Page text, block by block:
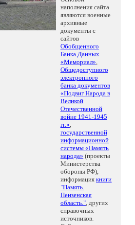
наполнения сайта
являются военные
архивные
документы с
сайтов
Обобщенного
Банка Данных
«Мемориал»,
Общедоступного
электронного
банка документов
«Подвиг Народа в
Великой
Отечественной
войне 1941-1945
гг.»,
государственной
информационной
системы «Память
народа» (проекты
Министерства
обороны РФ),
информация книги
"Память.
Пензенская
область.", других
справочных
источников.